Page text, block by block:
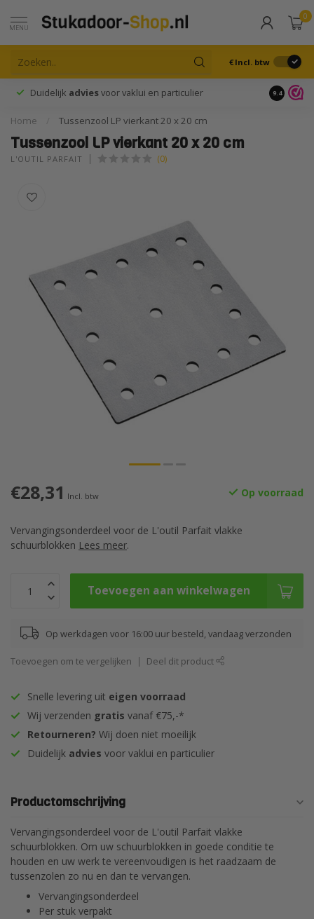
MENU
0
€ Incl. btw
Duidelijk adviesvoor vaklui en particulier 9.4
Home Tussenzool LP vierkant 20 x 20 cm
Tussenzool LP vierkant 20 x 20 cm
L'OUTIL PARFAIT (0)
€28,31 Incl. btw Op voorraad
Vervangingsonderdeel voor de L'outil Parfait vlakke
schuurblokken Lees meer.
Toevoegen aan winkelwagen
Op werkdagen voor 16:00 uur besteld, vandaag verzonden
Toevoegen om te vergelijken Deel dit product
Snelle levering uit eigen voorraad
Wij verzenden gratis vanaf €75,-*
Retourneren? Wij doen niet moeilijk
Duidelijk advies voor vaklui en particulier
Productomschrijving
Vervangingsonderdeel voor de L'outil Parfait vlakke
schuurblokken. Om uw schuurblokken in goede conditie te
houden en uw werk te vereenvoudigen is het raadzaam de
tussenzolen zo nu en dan te vervangen.
Vervangingsonderdeel
Per stuk verpakt